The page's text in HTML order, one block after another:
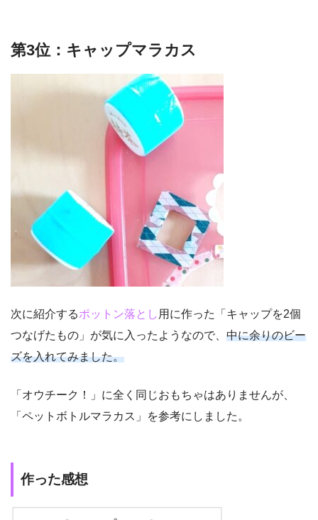
第3位：キャップマラカス
次に紹介するポットン落とし 用に作った「キャップを2個
つなげたもの」が気に入ったようなので、 中に余りのビー
ズを入れてみました。
「オウチーク！」に全く同じおもちゃはありませんが、
「ペットボトルマラカス」を参考にしました。
作った感想